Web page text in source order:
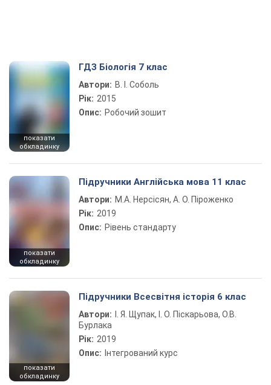
показати
обкладинку
ГДЗ Біологія 7 клас
Автори: В. І. Соболь
Рік: 2015
Опис: Робочий зошит
показати
обкладинку
Підручники Англійська мова 11 клас
Автори: М.А. Нерсісян, А. О. Піроженко
Рік: 2019
Опис: Рівень стандарту
показати
обкладинку
Підручники Всесвітня історія 6 клас
Автори:
І. Я. Щупак, І. О. Піскарьова, О.В.
Бурлака
Рік: 2019
Опис: Інтегрований курс